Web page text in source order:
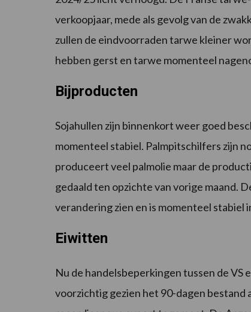
verkoopjaar, mede als gevolg van de
zullen de eindvoorraden tarwe kleiner
hebben gerst en tarwe momenteel
Bijproducten
Sojahullen zijn binnenkort weer goed
momenteel stabiel. Palmpitschilfers zijn
produceert veel palmolie maar de
gedaald ten opzichte van vorige maand.
verandering zien en is momenteel stabiel
Eiwitten
Nu de handelsbeperkingen tussen de VS
voorzichtig gezien het 90-dagen bestand